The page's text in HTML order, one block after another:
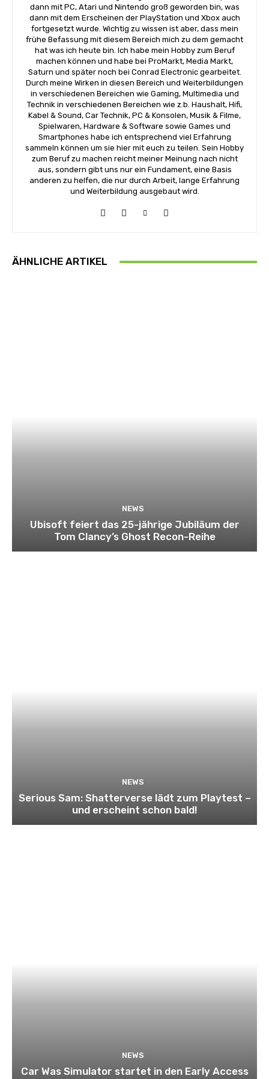
dann mit PC, Atari und Nintendo groß geworden bin, was
dann mit dem Erscheinen der PlayStation und Xbox auch
fortgesetzt wurde. Wichtig zu wissen ist aber, dass mein
frühe Befassung mit diesem Bereich mich zu dem gemacht
hat was ich heute bin. Ich habe mein Hobby zum Beruf
machen können und habe bei ProMarkt, Media Markt,
Saturn und später noch bei Conrad Electronic gearbeitet.
Durch meine Wirken in diesen Bereich und Weiterbildungen
in verschiedenen Bereichen wie Gaming, Multimedia und
Technik in verschiedenen Bereichen wie z.b. Haushalt, Hifi,
Kabel & Sound, Car Technik, PC & Konsolen, Musik & Filme,
Spielwaren, Hardware & Software sowie Games und
Smartphones habe ich entsprechend viel Erfahrung
sammeln können um sie hier mit euch zu teilen. Sein Hobby
zum Beruf zu machen reicht meiner Meinung nach nicht
aus, sondern gibt uns nur ein Fundament, eine Basis
anderen zu helfen, die nur durch Arbeit, lange Erfahrung
und Weiterbildung ausgebaut wird.
ÄHNLICHE ARTIKEL
NEWS
Ubisoft feiert das 25-jährige Jubiläum der
Tom Clancy’s Ghost Recon-Reihe
NEWS
Serious Sam: Shatterverse lädt zum Playtest –
und erscheint schon bald!
NEWS
Car Was Simulator startet in den Early Access